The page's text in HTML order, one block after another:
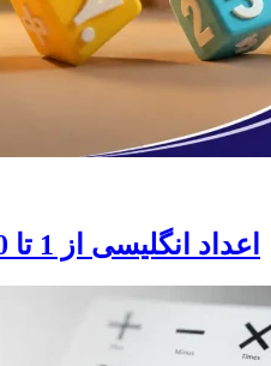
اعداد انگلیسی از 1 تا 1000 به حروف فارسی